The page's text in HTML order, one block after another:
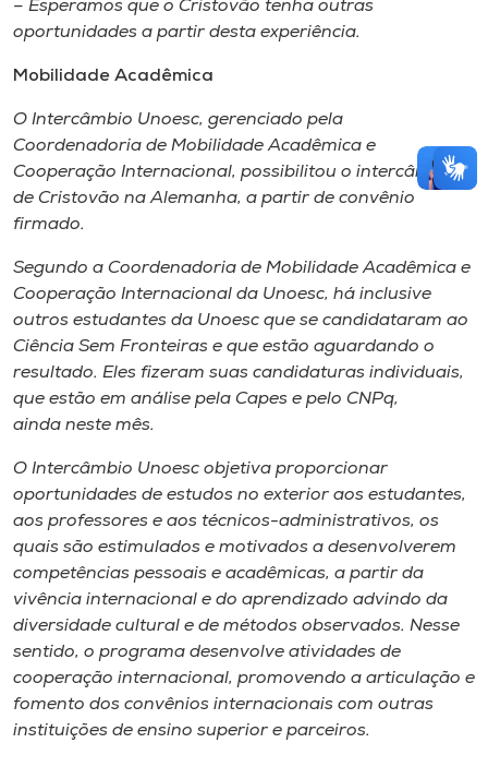
– Esperamos que o Cristovão tenha outras
oportunidades a partir desta experiência.
Mobilidade Acadêmica
O Intercâmbio Unoesc, gerenciado pela
Coordenadoria de Mobilidade Acadêmica e
Cooperação Internacional, possibilitou o intercâmbio
de Cristovão na Alemanha, a partir de convênio
firmado.
Segundo a Coordenadoria de Mobilidade Acadêmica e
Cooperação Internacional da Unoesc, há inclusive
outros estudantes da Unoesc que se candidataram ao
Ciência Sem Fronteiras e que estão aguardando o
resultado. Eles fizeram suas candidaturas individuais,
que estão em análise pela Capes e pelo CNPq,
ainda neste mês.
O Intercâmbio Unoesc objetiva proporcionar
oportunidades de estudos no exterior aos estudantes,
aos professores e aos técnicos-administrativos, os
quais são estimulados e motivados a desenvolverem
competências pessoais e acadêmicas, a partir da
vivência internacional e do aprendizado advindo da
diversidade cultural e de métodos observados. Nesse
sentido, o programa desenvolve atividades de
cooperação internacional, promovendo a articulação e
fomento dos convênios internacionais com outras
instituições de ensino superior e parceiros.